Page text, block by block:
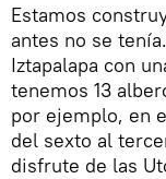
Estamos
antes no se
Iztapalapa con
tenemos 13
por ejemplo, en
del sexto al
disfrute de las